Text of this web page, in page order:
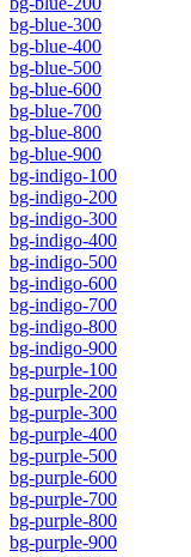
bg-blue-300
bg-blue-400
bg-blue-500
bg-blue-600
bg-blue-700
bg-blue-800
bg-blue-900
bg-indigo-100
bg-indigo-200
bg-indigo-300
bg-indigo-400
bg-indigo-500
bg-indigo-600
bg-indigo-700
bg-indigo-800
bg-indigo-900
bg-purple-100
bg-purple-200
bg-purple-300
bg-purple-400
bg-purple-500
bg-purple-600
bg-purple-700
bg-purple-800
bg-purple-900